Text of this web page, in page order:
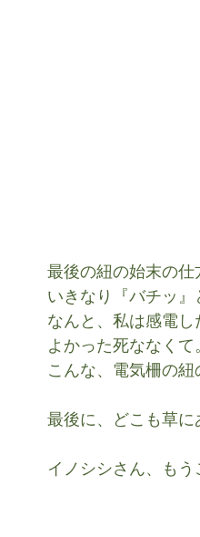
最後の紐の始末の仕
いきなり『バチッ』
なんと、私は感電し
よかった死ななくて
こんな、電気柵の
最後に、どこも草に
イノシシさん、もう